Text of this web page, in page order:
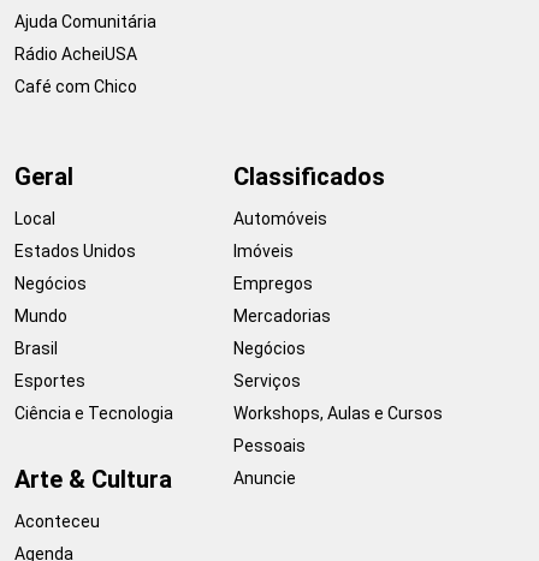
Ajuda Comunitária
Rádio AcheiUSA
Café com Chico
Geral
Local
Estados Unidos
Negócios
Mundo
Brasil
Esportes
Ciência e Tecnologia
Arte & Cultura
Aconteceu
Agenda
Classificados
Automóveis
Imóveis
Empregos
Mercadorias
Negócios
Serviços
Workshops, Aulas e Cursos
Pessoais
Anuncie